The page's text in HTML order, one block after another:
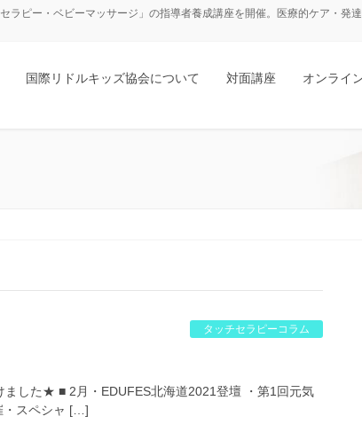
ピー・ベビーマッサージ」の指導者養成講座を開催。医療的ケア・発
国際リドルキッズ協会について 対面講座 オンライ
タッチセラピーコラム
した★ ■ 2月・EDUFES北海道2021登壇 ・第1回元気
・スペシャ […]